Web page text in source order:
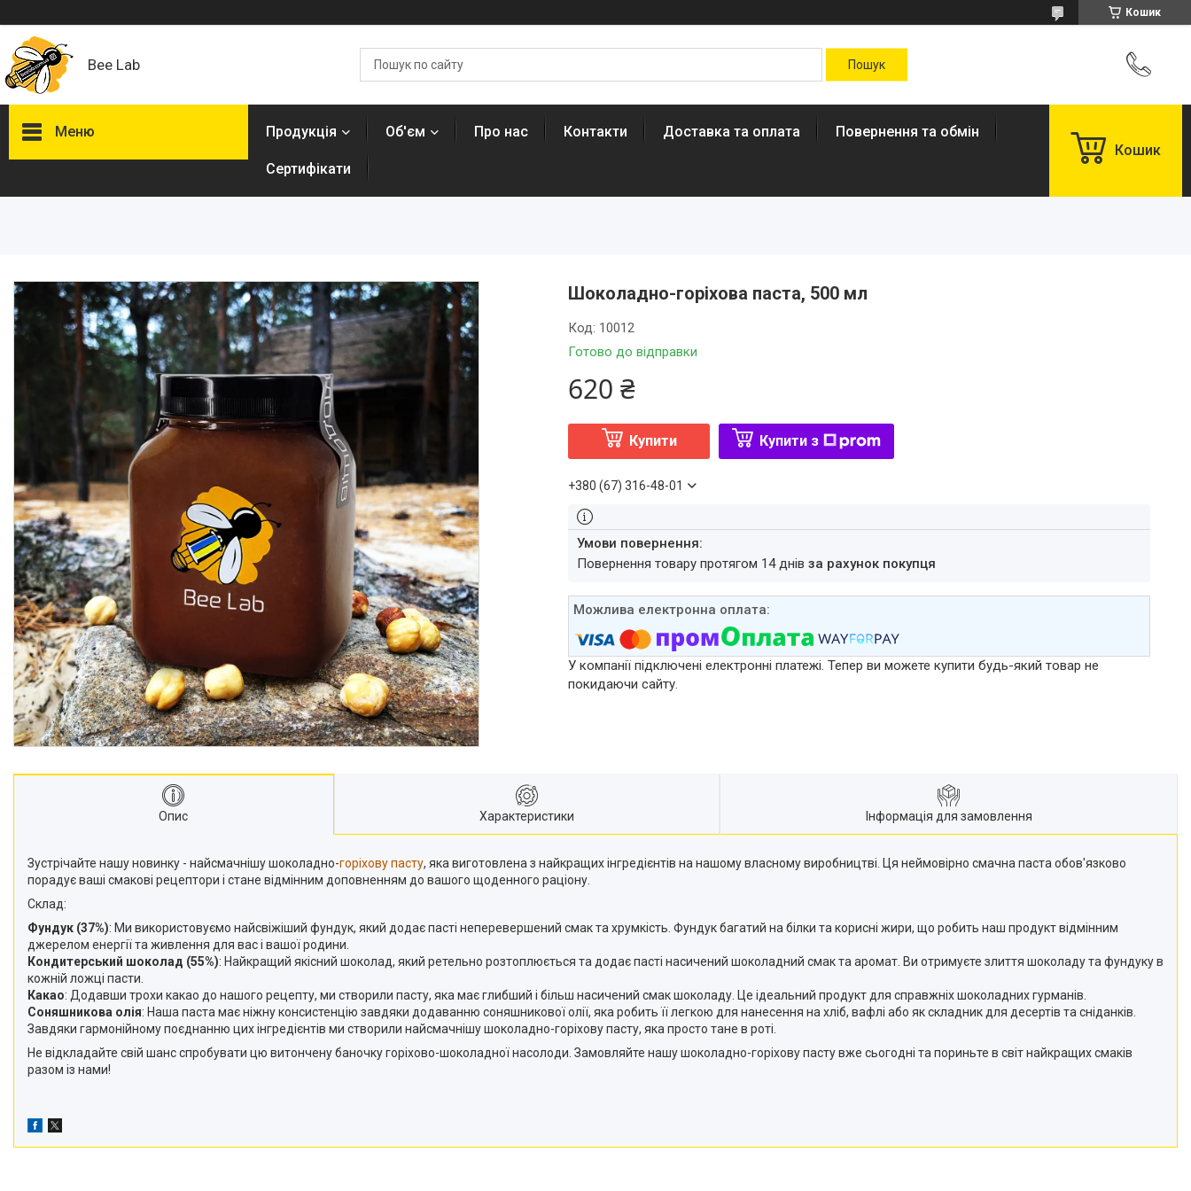
Кошик
Bee Lab
Меню
Арахіс в меді
Фундук в меді
Волоський горіх в меді
Насіння соняшника в меді
Гарбузові зерна в меді
Квітковий пилок
Горіхова паста
Чай
Гранола
Крем мед
Подарункові набори
Горішки в шоколаді
Горіхи
Фруктові чипси
Продукція Об'єм Про нас Контакти Доставка та оплата Повернення та обмін
Сертифікати
Кошик
Шоколадно-горіхова паста, 500 мл
Готово до відправки
Код: 10012
620 ₴
Купити Купити з
+380 (67) 316-48-01
повернення товару протягом 14 днівза рахунок покупця
У компанії підключені електронні платежі. Тепер ви можете купити будь-який товар не
покидаючи сайту.
Опис Характеристики Інформація для замовлення
Зустрічайте нашу новинку - найсмачнішу шоколадно-горіхову пасту, яка виготовлена з найкращих інгредієнтів на нашому власному виробництві. Ця неймовірно смачна паста обов'язково
порадує ваші смакові рецептори і стане відмінним доповненням до вашого щоденного раціону.
Склад:
Фундук (37%): Ми використовуємо найсвіжіший фундук, який додає пасті неперевершений смак та хрумкість. Фундук багатий на білки та корисні жири, що робить наш продукт відмінним
джерелом енергії та живлення для вас і вашої родини.
Кондитерський шоколад (55%): Найкращий якісний шоколад, який ретельно розтоплюється та додає пасті насичений шоколадний смак та аромат. Ви отримуєте злиття шоколаду та фундуку в
кожній ложці пасти.
Какао: Додавши трохи какао до нашого рецепту, ми створили пасту, яка має глибший і більш насичений смак шоколаду. Це ідеальний продукт для справжніх шоколадних гурманів.
Соняшникова олія: Наша паста має ніжну консистенцію завдяки додаванню соняшникової олії, яка робить її легкою для нанесення на хліб, вафлі або як складник для десертів та сніданків.
Завдяки гармонійному поєднанню цих інгредієнтів ми створили найсмачнішу шоколадно-горіхову пасту, яка просто тане в роті.
Не відкладайте свій шанс спробувати цю витончену баночку горіхово-шоколадної насолоди. Замовляйте нашу шоколадно-горіхову пасту вже сьогодні та пориньте в світ найкращих смаків
разом із нами!